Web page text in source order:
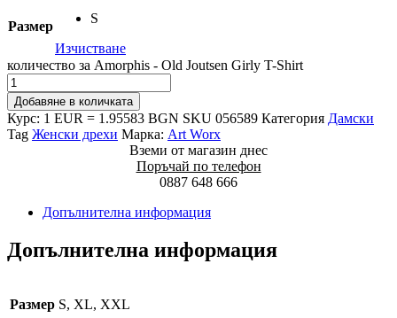
Размер
S
Изчистване
количество за Amorphis - Old Joutsen Girly T-Shirt
Добавяне в количката
Курс: 1 EUR = 1.95583 BGN SKU 056589 Категория Дамски
Tag Женски дрехи Марка: Art Worx
Вземи от магазин днес
Поръчай по телефон
0887 648 666
Допълнителна информация
Допълнителна информация
Размер S, XL, XXL